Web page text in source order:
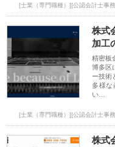
[士業（専門職種）][公認会計士事
株式
加工
精密板
博多区
ー技術
多様な
い…
[士業（専門職種）][公認会計士事
株式